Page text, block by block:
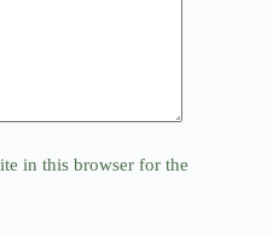
in this browser for the